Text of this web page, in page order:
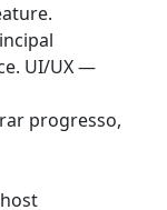
UI/UX —
progresso,